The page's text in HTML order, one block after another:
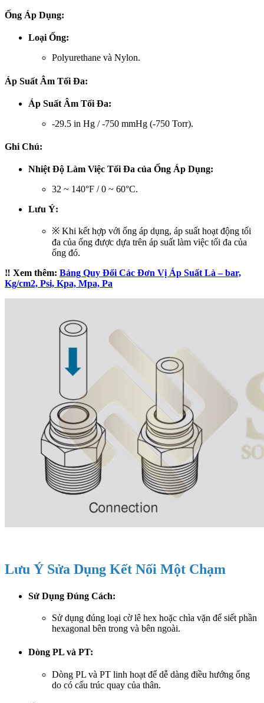
Ống Áp Dụng:
Loại Ống:
Polyurethane và Nylon.
Áp Suất Âm Tối Đa:
Áp Suất Âm Tối Đa:
-29.5 in Hg / -750 mmHg (-750 Torr).
Ghi Chú:
Nhiệt Độ Làm Việc Tối Đa của Ống Áp Dụng:
32 ~ 140°F / 0 ~ 60°C.
Lưu Ý:
※ Khi kết hợp với ống áp dụng, áp suất hoạt động tối
đa của ống được dựa trên áp suất làm việc tối đa của
ống đó.
‼️ Xem thêm: Bảng Quy Đổi Các Đơn Vị Áp Suất Là – bar,
Kg/cm2, Psi, Kpa, Mpa, Pa
Lưu Ý Sửa Dụng Kết Nối Một Chạm
Sử Dụng Đúng Cách:
Sử dụng đúng loại cờ lê hex hoặc chìa vặn để siết phần
hexagonal bên trong và bên ngoài.
Dòng PL và PT:
Dòng PL và PT linh hoạt để dễ dàng điều hướng ống
do có cấu trúc quay của thân.